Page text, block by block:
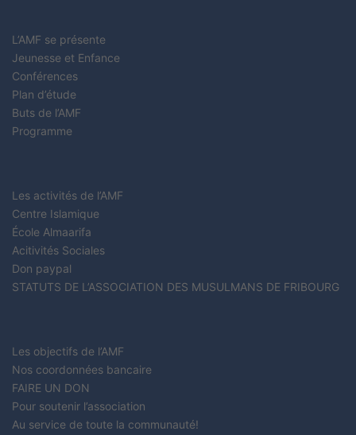
L’AMF se présente
Jeunesse et Enfance
Conférences
Plan d’étude
Buts de l’AMF
Programme
Les activités de l’AMF
Centre Islamique
École Almaarifa
Acitivités Sociales
Don paypal
STATUTS DE L’ASSOCIATION DES MUSULMANS DE FRIBOURG
Les objectifs de l’AMF
Nos coordonnées bancaire
FAIRE UN DON
Pour soutenir l’association
Au service de toute la communauté!